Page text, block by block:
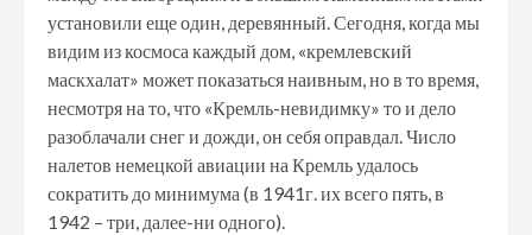
установили еще один, деревянный. Сегодня, когда мы
видим из космоса каждый дом, «кремлевский
маскхалат» может показаться наивным, но в то время,
несмотря на то, что «Кремль-невидимку» то и дело
разоблачали снег и дожди, он себя оправдал. Число
налетов немецкой авиации на Кремль удалось
сократить до минимума (в 1941г. их всего пять, в
1942 – три, далее-ни одного).